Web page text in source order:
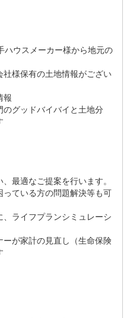
ウスメーカー様から地元の
様保有の土地情報がござい
報
グッドバイバイと土地分
最適なご提案を行います。
ている方の問題解決等も可
ライフプランシミュレーシ
ーが家計の見直し（生命保険